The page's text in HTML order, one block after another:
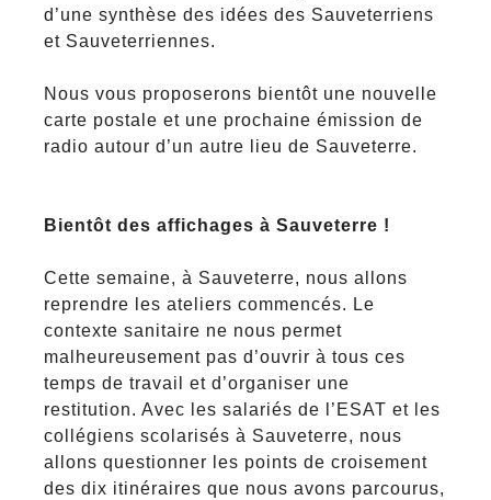
d’une synthèse des idées des Sauveterriens
et Sauveterriennes.
Nous vous proposerons bientôt une nouvelle
carte postale et une prochaine émission de
radio autour d’un autre lieu de Sauveterre.
Bientôt des affichages à Sauveterre !
Cette semaine, à Sauveterre, nous allons
reprendre les ateliers commencés. Le
contexte sanitaire ne nous permet
malheureusement pas d’ouvrir à tous ces
temps de travail et d’organiser une
restitution. Avec les salariés de l’ESAT et les
collégiens scolarisés à Sauveterre, nous
allons questionner les points de croisement
des dix itinéraires que nous avons parcourus,